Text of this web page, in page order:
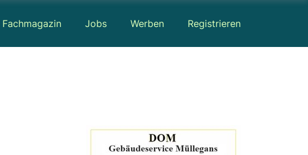
Fachmagazin Jobs Werben Registrieren